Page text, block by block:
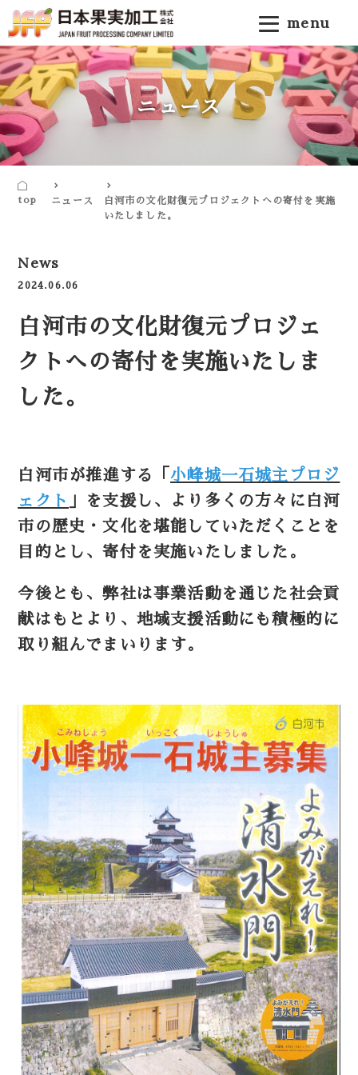
menu
ニュース
top ニュース
白河市の文化財復元プロジェクトへの寄付を実施
いたしました。
News
2024.06.06
白河市の文化財復元プロジェ
クトへの寄付を実施いたしま
した。
白河市が推進する「小峰城一石城主プロジ
ェクト 」を支援し、より多くの方々に白河
市の歴史・文化を堪能していただくことを
目的とし、寄付を実施いたしました。
今後とも、弊社は事業活動を通じた社会貢
献はもとより、地域支援活動にも積極的に
取り組んでまいります。